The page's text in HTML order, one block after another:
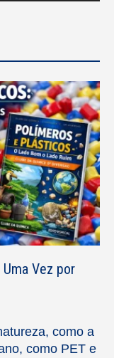
Vez por
como a
como PET e